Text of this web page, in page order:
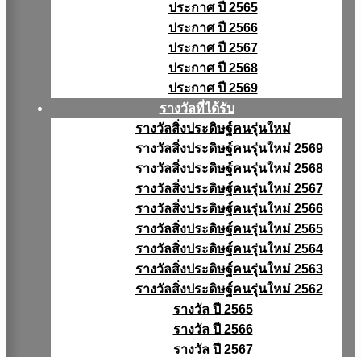
ประกาศ ปี 2565
ประกาศ ปี 2566
ประกาศ ปี 2567
ประกาศ ปี 2568
ประกาศ ปี 2569
รางวัลที่ได้รับ
รางวัลสิ่งประดิษฐ์คนรุ่นใหม่
รางวัลสิ่งประดิษฐ์คนรุ่นใหม่ 2569
รางวัลสิ่งประดิษฐ์คนรุ่นใหม่ 2568
รางวัลสิ่งประดิษฐ์คนรุ่นใหม่ 2567
รางวัลสิ่งประดิษฐ์คนรุ่นใหม่ 2566
รางวัลสิ่งประดิษฐ์คนรุ่นใหม่ 2565
รางวัลสิ่งประดิษฐ์คนรุ่นใหม่ 2564
รางวัลสิ่งประดิษฐ์คนรุ่นใหม่ 2563
รางวัลสิ่งประดิษฐ์คนรุ่นใหม่ 2562
รางวัล ปี 2565
รางวัล ปี 2566
รางวัล ปี 2567